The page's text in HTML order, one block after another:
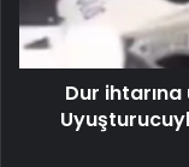
yakalanan
şahıs
hastaneye
yatırılacakDur ihtarına